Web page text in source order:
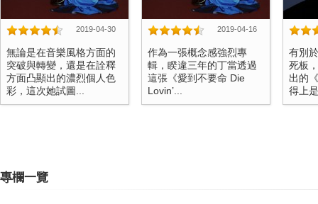
2019-04-30
無論是在音樂風格方面的
突破與轉變，還是在詮釋
方面凸顯出的濃烈個人色
彩，這次她試圖...
2019-04-16
作為一張概念感強烈專
輯，睽違三年的丁當透過
這張《愛到不要命 Die
Lovin’...
有別
死板
出的
得上
專欄一覽